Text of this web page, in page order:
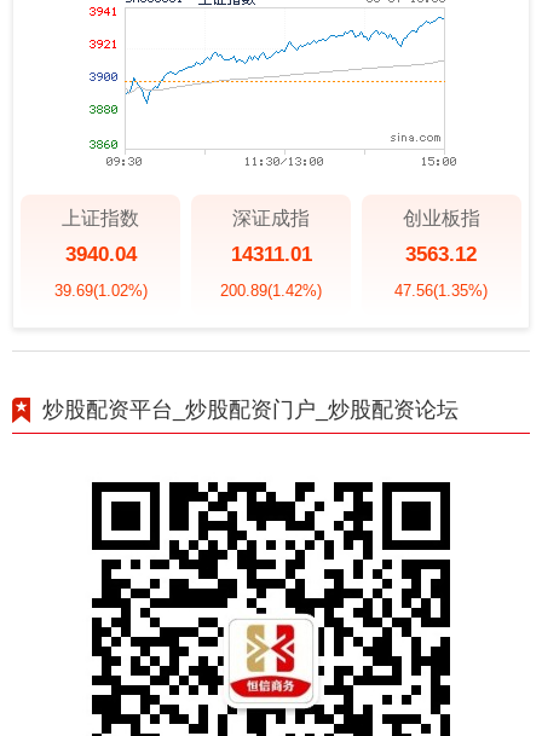
上证指数
3940.04
39.69(1.02%)
深证成指
14311.01
200.89(1.42%)
创业板指
3563.12
47.56(1.35%)
炒股配资平台_炒股配资门户_炒股配资论坛